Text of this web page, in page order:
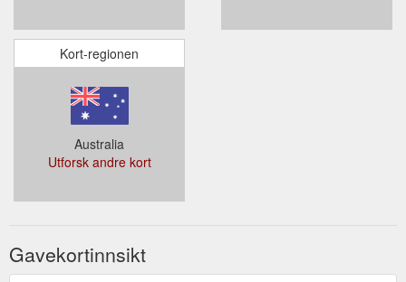
Kort-regionen
Australia
Utforsk andre kort
Gavekortinnsikt